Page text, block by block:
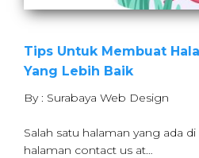
Tips Untuk Membuat
Yang Lebih Baik
By : Surabaya Web Design
Salah satu halaman yang ada
halaman contact us at…